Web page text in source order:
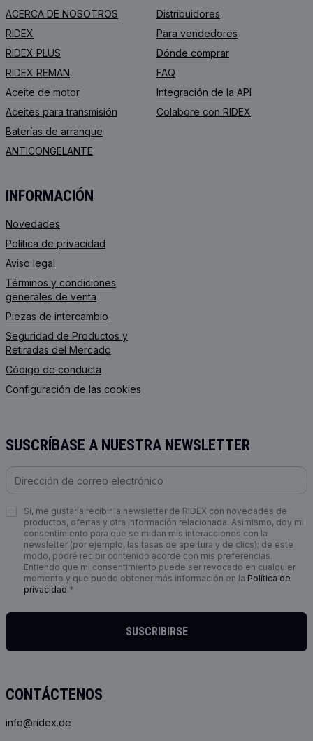
ACERCA DE NOSOTROS
RIDEX
RIDEX PLUS
RIDEX REMAN
Aceite de motor
Aceites para transmisión
Baterías de arranque
ANTICONGELANTE
Distribuidores
Para vendedores
Dónde comprar
FAQ
Integración de la API
Colabore con RIDEX
INFORMACIÓN
Novedades
Política de privacidad
Aviso legal
Términos y condiciones
generales de venta
Piezas de intercambio
Seguridad de Productos y
Retiradas del Mercado
Código de conducta
Configuración de las cookies
CONTÁCTENOS
info@ridex.de
SUSCRÍBASE A NUESTRA NEWSLETTER
Sí, me gustaría recibir la newsletter de RIDEX con novedades de
productos, ofertas y otra información relacionada. Asimismo, doy mi
consentimiento para que se midan mis interacciones con la
newsletter (por ejemplo, las tasas de apertura y de clics); de este
modo, podré recibir contenido acorde con mis preferencias.
Entiendo que mi consentimiento puede ser revocado en cualquier
momento y que puedo obtener más información en la Política de
privacidad.*
SUSCRIBIRSE